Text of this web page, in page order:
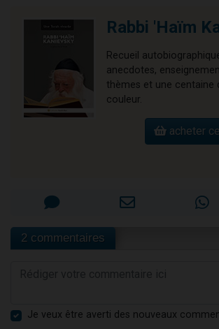
Rabbi 'Haïm
Recueil
anecdotes,
thèmes et une centaine
couleur.
acheter
2 commentaires
Je veux être averti des nouveaux